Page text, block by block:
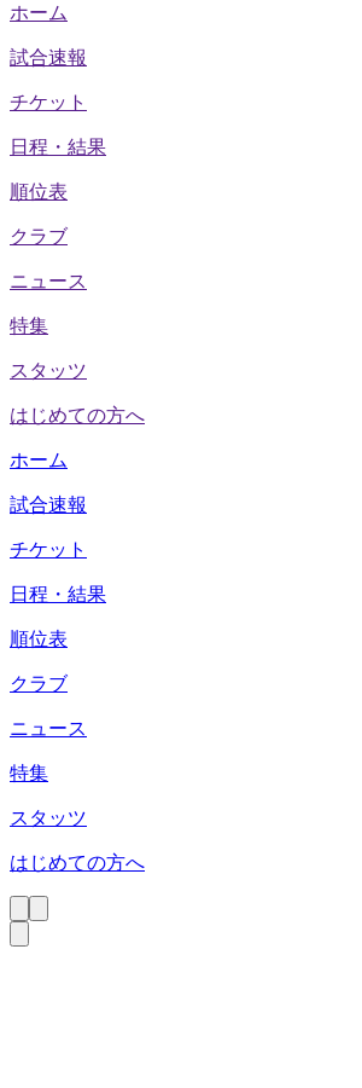
ホーム
試合速報
チケット
日程・結果
順位表
クラブ
ニュース
特集
スタッツ
はじめての方へ
ホーム
試合速報
チケット
日程・結果
順位表
クラブ
ニュース
特集
スタッツ
はじめての方へ